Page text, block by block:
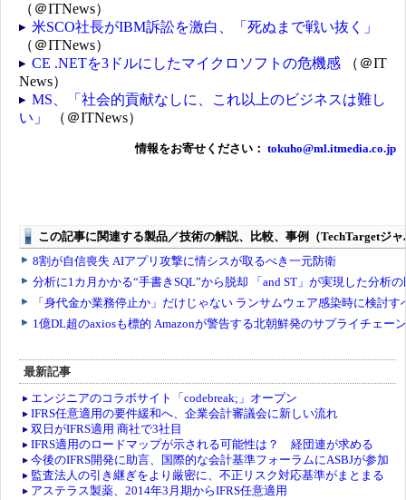
（＠ITNews）
米SCO社長がIBM訴訟を激白、「死ぬまで戦い抜く」
（＠ITNews）
CE .NETを3ドルにしたマイクロソフトの危機感 （＠IT
News）
MS、「社会的貢献なしに、これ以上のビジネスは難し
い」
（＠ITNews）
情報をお寄せください： tokuho@ml.itmedia.co.jp
最新記事
エンジニアのコラボサイト「codebreak;」オープン
IFRS任意適用の要件緩和へ、企業会計審議会に新しい流れ
双日がIFRS適用 商社で3社目
IFRS適用のロードマップが示される可能性は？ 経団連が求める
今後のIFRS開発に助言、国際的な会計基準フォーラムにASBJが参加
監査法人の引き継ぎをより厳密に、不正リスク対応基準がまとまる
アステラス製薬、2014年3月期からIFRS任意適用